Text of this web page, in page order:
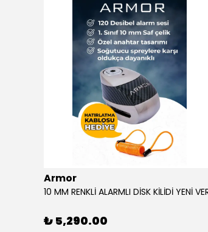
Armor
₺ 5,290.00